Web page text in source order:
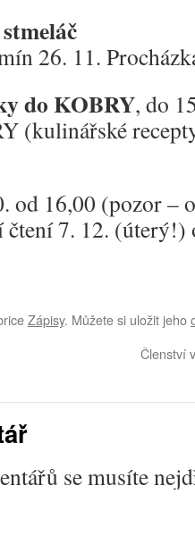
26. 11.
do KOBRY, do
(kulinářské
od 16,00 (pozor –
7. 12. (úterý!)
Zápisy. Můžete si uložit jeho
Členství
se musíte